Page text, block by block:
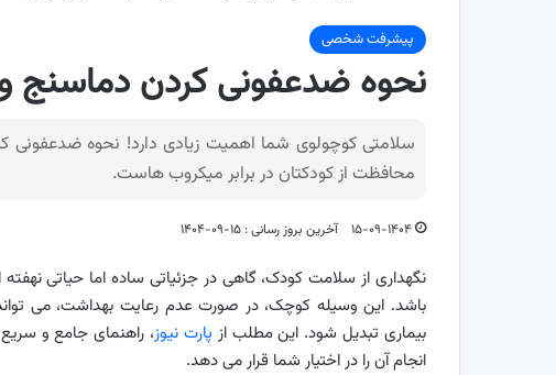
پیشرفت شخصی
نحوه ضدعفونی کردن دماسنج و
سلامتی کوچولوی شما اهمیت زیادی دارد! نحوه ضدعفونی
محافظت از کودکتان در برابر میکروب هاست.
۱۵-۰۹-۱۴۰۴ آخرین بروز رسانی : ۱۵-۰۹-۱۴۰۴
نگهداری از سلامت کودک، گاهی در جزئیاتی ساده اما حیاتی
باشد. این وسیله کوچک، در صورت عدم رعایت بهداشت، می
بیماری تبدیل شود. این مطلب از پارت نیوز، راهنمای جامع و
انجام آن را در اختیار شما قرار می دهد.